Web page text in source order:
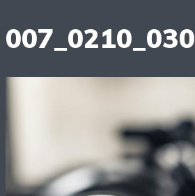
007_0210_030